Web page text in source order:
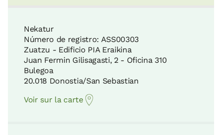
Nekatur
Número de registro: ASS00303
Zuatzu - Edificio PIA Eraikina
Juan Fermin Gilisagasti, 2 - Oficina 310
Bulegoa
20.018 Donostia/San Sebastian
Voir sur la carte